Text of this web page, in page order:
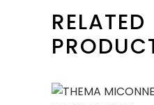
RELATED